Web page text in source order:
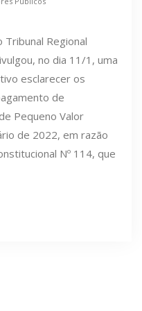
Regional
no dia 11/1, uma
esclarecer os
de
Pequeno Valor
de 2022, em razão
Nº 114, que